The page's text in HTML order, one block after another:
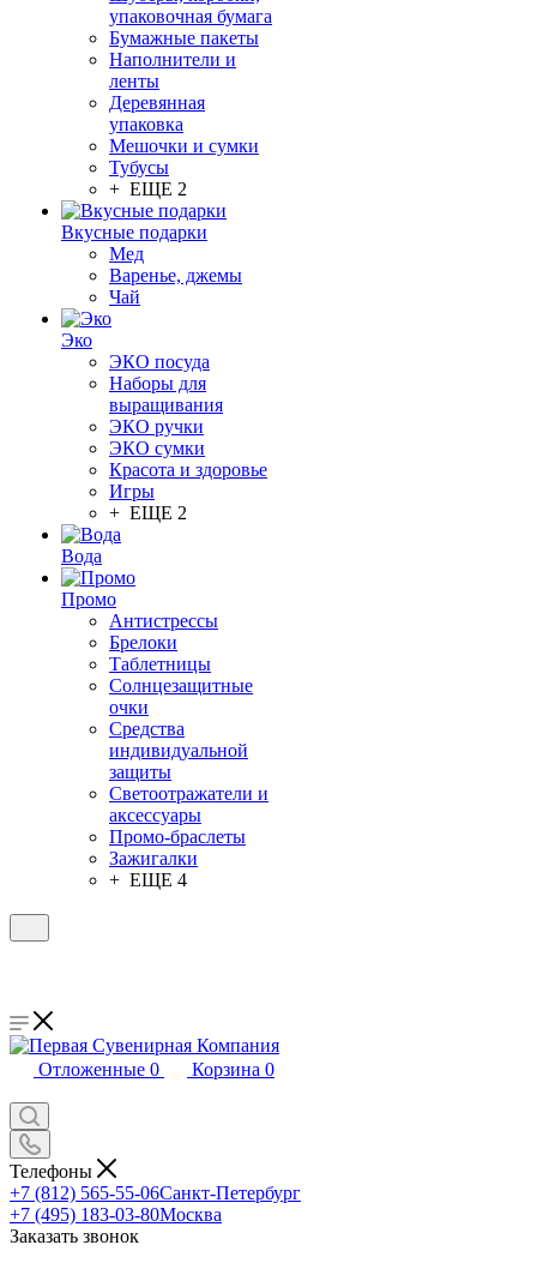
упаковочная бумага
Бумажные пакеты
Наполнители и
ленты
Деревянная
упаковка
Мешочки и сумки
Тубусы
+ ЕЩЕ 2
Вкусные подарки
Мед
Варенье, джемы
Чай
Эко
ЭКО посуда
Наборы для
выращивания
ЭКО ручки
ЭКО сумки
Красота и здоровье
Игры
+ ЕЩЕ 2
Вода
Промо
Антистрессы
Брелоки
Таблетницы
Солнцезащитные
очки
Средства
индивидуальной
защиты
Светоотражатели и
аксессуары
Промо-браслеты
Зажигалки
+ ЕЩЕ 4
Отложенные 0 Корзина 0
Телефоны
+7 (812) 565-55-06Санкт-Петербург
+7 (495) 183-03-80Москва
Заказать звонок